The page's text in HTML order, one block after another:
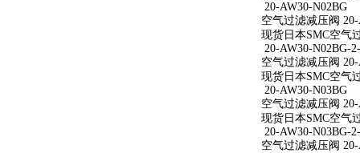
20-AW30-N02BG
空气过滤减压阀
现货日本SMC空气
20-AW30-N02BG-
空气过滤减压阀
现货日本SMC空气
20-AW30-N03BG
空气过滤减压阀
现货日本SMC空气
20-AW30-N03BG-
空气过滤减压阀